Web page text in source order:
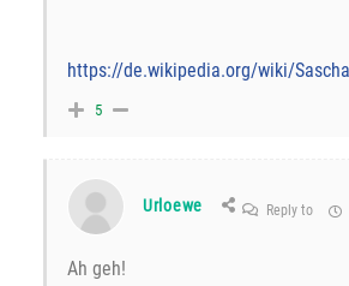
https://de.wikipedia.org/wiki/
5
Urloewe Reply to
Ah geh!